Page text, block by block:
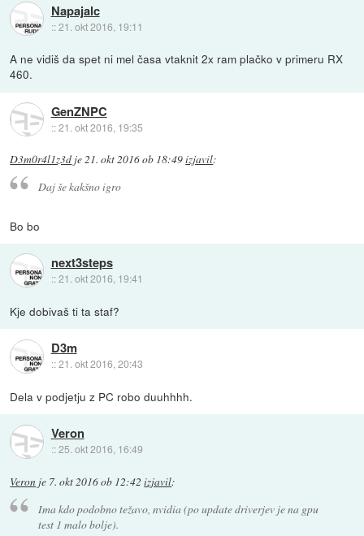
Napajalc
::21. okt 2016, 19:11
A ne vidiš da spet ni mel časa vtaknit 2x ram plačko v primeru RX
460.
GenZNPC
::21. okt 2016, 19:35
D3m0r4l1z3d je21. okt 2016 ob 18:49izjavil:
Daj še kakšno igro
Bo bo
next3steps
::21. okt 2016, 19:41
Kje dobivaš ti ta staf?
D3m
::21. okt 2016, 20:43
Dela v podjetju z PC robo duuhhhh.
Veron
::25. okt 2016, 16:49
Veron je 7. okt 2016 ob 12:42 izjavil:
Ima kdo podobno težavo, nvidia (po update driverjev je na gpu
test 1 malo bolje).